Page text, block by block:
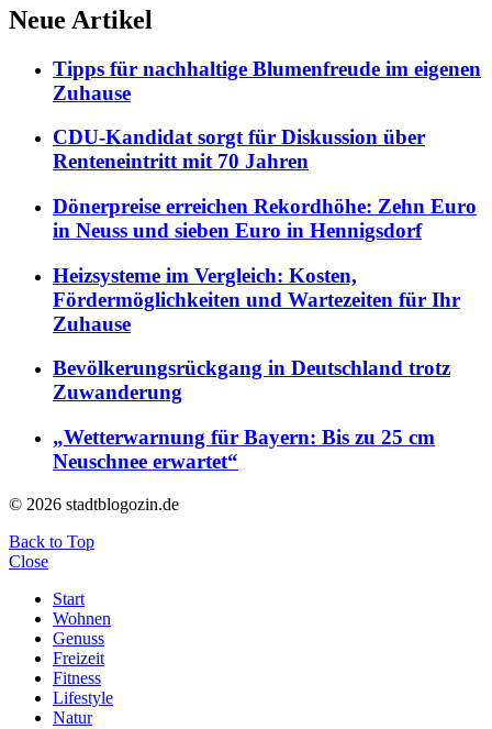
Neue Artikel
Tipps für nachhaltige Blumenfreude im eigenen
Zuhause
CDU-Kandidat sorgt für Diskussion über
Renteneintritt mit 70 Jahren
Dönerpreise erreichen Rekordhöhe: Zehn Euro
in Neuss und sieben Euro in Hennigsdorf
Heizsysteme im Vergleich: Kosten,
Fördermöglichkeiten und Wartezeiten für Ihr
Zuhause
Bevölkerungsrückgang in Deutschland trotz
Zuwanderung
„Wetterwarnung für Bayern: Bis zu 25 cm
Neuschnee erwartet“
© 2026 stadtblogozin.de
Back to Top
Close
Start
Wohnen
Genuss
Freizeit
Fitness
Lifestyle
Natur